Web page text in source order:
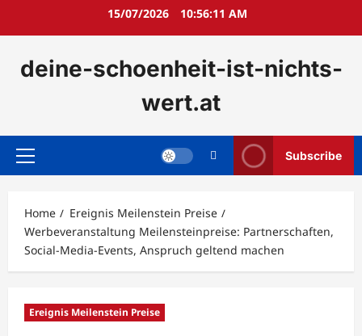
15/07/2026 10:56:12 AM
deine-schoenheit-ist-nichts-
wert.at
Primary
Subscribe
Home
Ereignis Meilenstein Preise
Werbeveranstaltung Meilensteinpreise: Partnerschaften,
Social-Media-Events, Anspruch geltend machen
Ereignis Meilenstein Preise